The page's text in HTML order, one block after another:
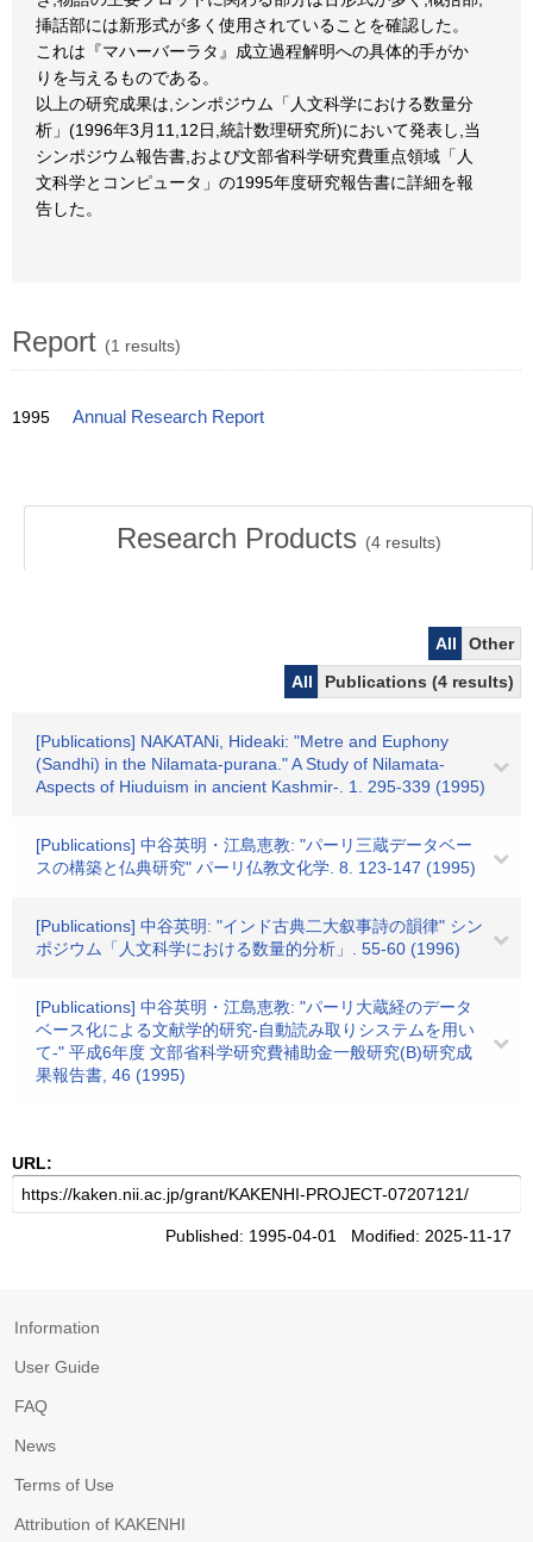
挿話部には新形式が多く使用されていることを確認した。
これは『マハーバーラタ』成立過程解明への具体的手がか
りを与えるものである。
以上の研究成果は,シンポジウム「人文科学における数量分
析」(1996年3月11,12日,統計数理研究所)において発表し,当
シンポジウム報告書,および文部省科学研究費重点領域「人
文科学とコンピュータ」の1995年度研究報告書に詳細を報
告した。
Report (1 results)
1995 Annual Research Report
Research Products (4results)
All
Other
All
Publications (4 results)
[Publications] NAKATANi, Hideaki: "Metre and Euphony
(Sandhi) in the Nilamata-purana." A Study of Nilamata-
Aspects of Hiuduism in ancient Kashmir-. 1. 295-339 (1995)
[Publications] 中谷英明・江島恵教: "パーリ三蔵データベー
スの構築と仏典研究" パーリ仏教文化学. 8. 123-147 (1995)
[Publications] 中谷英明: "インド古典二大叙事詩の韻律" シン
ポジウム「人文科学における数量的分析」. 55-60 (1996)
[Publications] 中谷英明・江島恵教: "パーリ大蔵経のデータ
ベース化による文献学的研究-自動読み取りシステムを用い
て-" 平成6年度 文部省科学研究費補助金一般研究(B)研究成
果報告書, 46 (1995)
URL:
Published: 1995-04-01 Modified: 2025-11-17
Information
User Guide
FAQ
News
Terms of Use
Attribution of KAKENHI